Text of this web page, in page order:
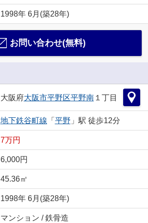
1998年 6月(築28年)
お問い合わせ(無料)
大阪府大阪市平野区平野南１丁目
地下鉄谷町線 「 平野 」駅 徒歩12分
7万円
6,000円
45.36㎡
1998年 6月(築28年)
マンション / 鉄骨造